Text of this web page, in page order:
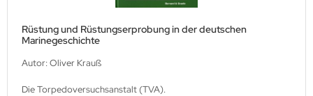
Rüstung und Rüstungserprobung in der deutschen
Marinegeschichte
Autor: Oliver Krauß
Die Torpedoversuchsanstalt (TVA).